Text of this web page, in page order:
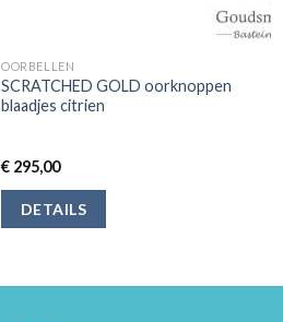
OORBELLEN
SCRATCHED GOLD oorknoppen
blaadjes citrien
€ 295,00
DETAILS